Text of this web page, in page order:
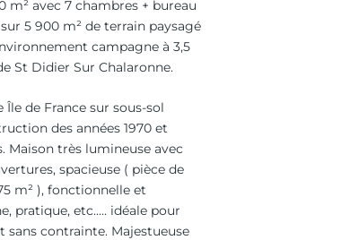
m² avec 7 chambres + bureau
5 900 m² de terrain paysagé
campagne à 3,5
St Didier Sur Chalaronne.
Île de France sur sous-sol
des années 1970 et
Maison très lumineuse avec
spacieuse ( pièce de
m² ), fonctionnelle et
pratique, etc..... idéale pour
sans contrainte. Majestueuse